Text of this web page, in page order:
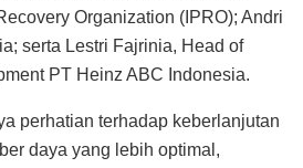
Organization (IPRO); Andri
serta Lestri Fajrinia, Head of
PT Heinz ABC Indonesia.
perhatian terhadap keberlanjutan
daya yang lebih optimal,